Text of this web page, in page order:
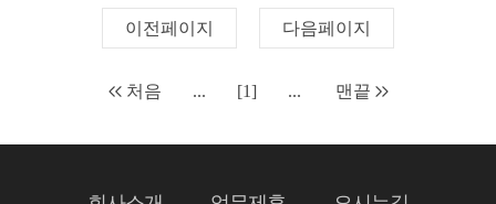
이전페이지 다음페이지
처음 ... [1] ... 맨끝